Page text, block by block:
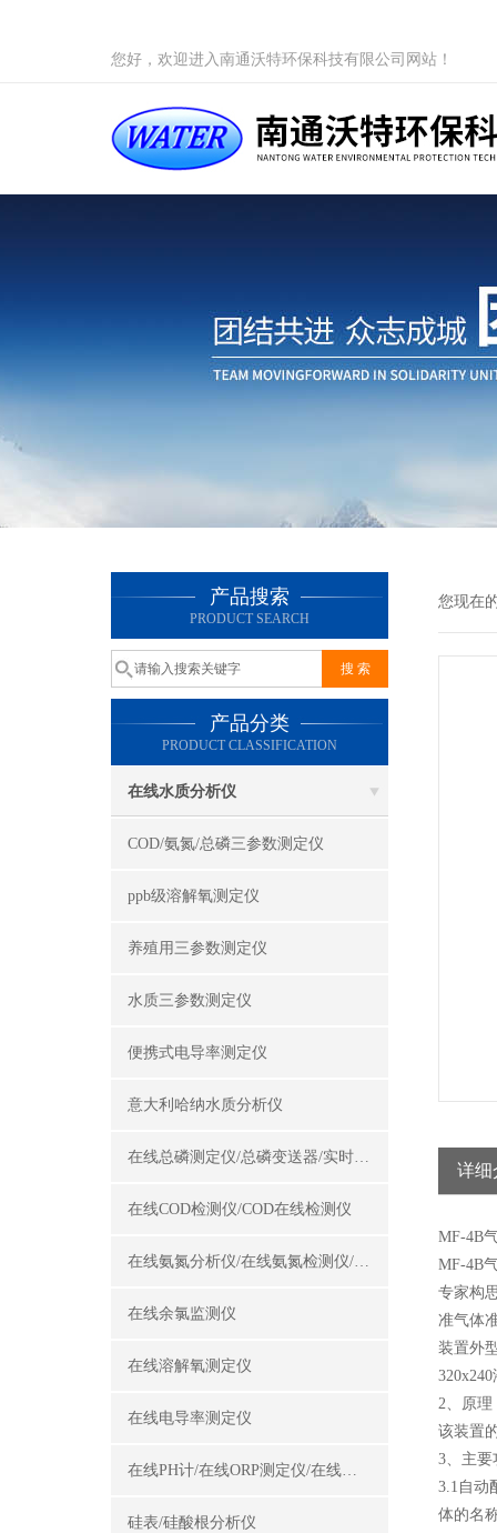
您好，欢迎进入南通沃特环保科技有限公司网站！
产品搜索
PRODUCT SEARCH
产品分类
PRODUCT CLASSIFICATION
在线水质分析仪
COD/氨氮/总磷三参数测定仪
ppb级溶解氧测定仪
养殖用三参数测定仪
水质三参数测定仪
便携式电导率测定仪
意大利哈纳水质分析仪
在线总磷测定仪/总磷变送器/实时总磷监测仪
在线COD检测仪/COD在线检测仪
在线氨氮分析仪/在线氨氮检测仪/氨氮变送器
在线余氯监测仪
在线溶解氧测定仪
在线电导率测定仪
在线PH计/在线ORP测定仪/在线酸碱度计
硅表/硅酸根分析仪
您现在
详细
MF-4B
MF-4B
专家构
准气体
装置外
2、原理
该装置
3、主要
3.1自动
体的名